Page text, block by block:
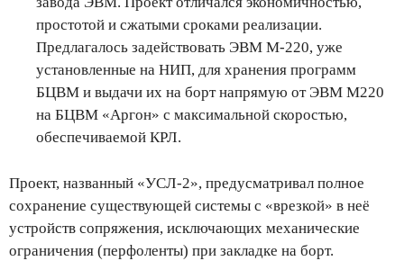
простотой и сжатыми сроками реализации.
Предлагалось задействовать ЭВМ М-220, уже
установленные на НИП, для хранения программ
БЦВМ и выдачи их на борт напрямую от ЭВМ М220
на БЦВМ «Аргон» с максимальной скоростью,
обеспечиваемой КРЛ.
Проект, названный «УСЛ-2», предусматривал полное
сохранение существующей системы с «врезкой» в неё
устройств сопряжения, исключающих механические
ограничения (перфоленты) при закладке на борт.